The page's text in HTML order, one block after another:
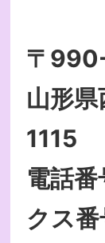
〒
山形
1115
電話
クス